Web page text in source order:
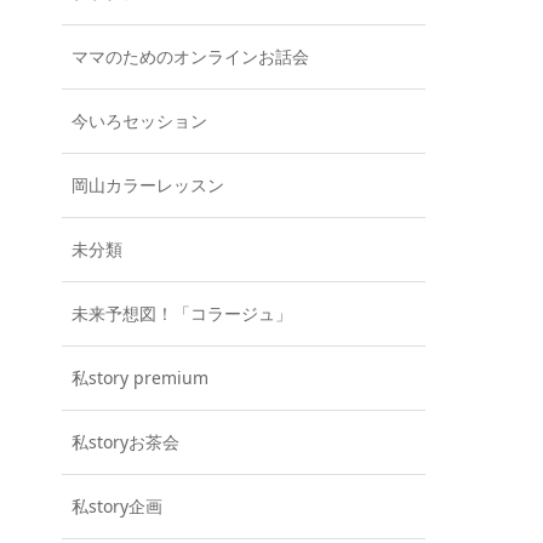
ママのためのオンラインお話会
今いろセッション
岡山カラーレッスン
未分類
未来予想図！「コラージュ」
私story premium
私storyお茶会
私story企画